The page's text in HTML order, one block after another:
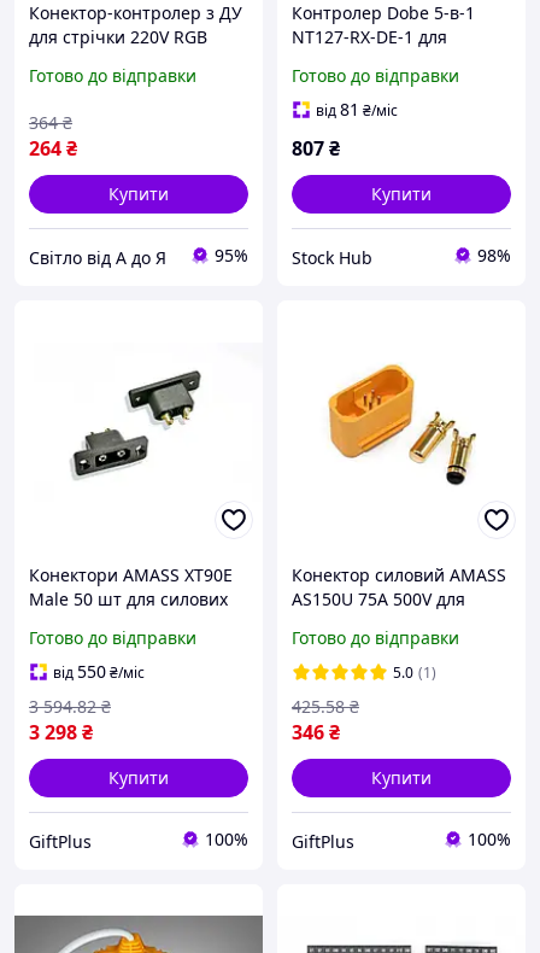
Конектор-контролер з ДУ
для стрічки 220V RGB
Готово до відправки
264₴
364 ₴
Купити
Світло від А до Я 95%
Контролер Dobe 5-в-1
NT127-RX-DE-1 для
комплект конекторів з
ABS пластику
Готово до відправки
від81 ₴/міс
807₴
Купити
Stock Hub 98%
Конектори AMASS XT90E
Male 50 шт для силових
1000 переподключень
Готово до відправки
від550₴/міс
3 298₴
3 594.82 ₴
Купити
GiftPlus 100%
Конектор силовий AMASS
AS150U 75A 500V для
позолочена мідь
Готово до відправки
5.0 (1)
346₴
425.58 ₴
Купити
GiftPlus 100%